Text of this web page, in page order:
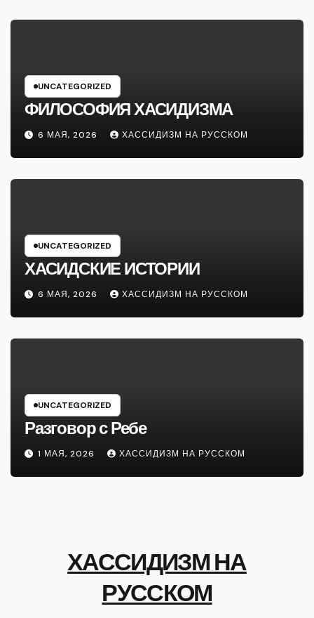
UNCATEGORIZED
ФИЛОСОФИЯ ХАСИДИЗМА
6 МАЯ, 2026 ХАССИДИЗМ НА РУССКОМ
UNCATEGORIZED
ХАСИДСКИЕ ИСТОРИИ
6 МАЯ, 2026 ХАССИДИЗМ НА РУССКОМ
UNCATEGORIZED
Разговор с Ребе
1 МАЯ, 2026 ХАССИДИЗМ НА РУССКОМ
ХАССИДИЗМ НА
РУССКОМ